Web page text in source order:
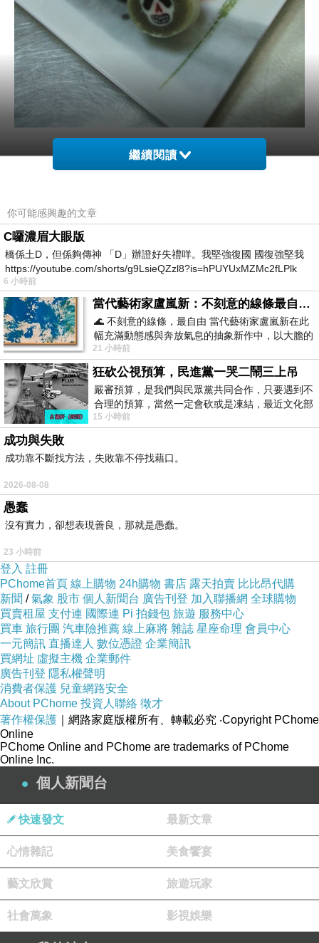
trick or treat！
你喜歡那一種圖案的
頭？
我個人覺得眼珠的最可怕。
但是能夠名正言順的搗搗蛋還是很令人期待的呀。
天氣多變化，冬天來早了，趕著來吃糖順便搗蛋
嗎？
大家要保暖啊，別讓感冒傷風來搗蛋。
請你吃顆糖。祝福萬聖節快樂喔。
上一篇：當《愛抵達》──你還沒出發?
繼續閱讀
你可能感興趣的文章
C囉濃眉大眼版
橋係土D，但係夠傳神 「D」辦證好失禮咩。我堅強復國 國復強堅我
https://youtube.com/shorts/g9LsieQZzl8?is=hPUYUxMZMc2fLPlk
6 小時前
當代藝術家盧嵐新：不刻意的線條最自由，讓色彩流動、筆觸自己說話
🌊 不刻意的線條，最自由 當代藝術家盧嵐新在此
幅充滿動態感與奔放氣息的抽象新作中，以大膽的
藍色顏料在白色畫布上揮灑、壓印與流淌
21 小時前
狂砍公視預算，民進黨一哭二鬧三上吊
嚴審預算，是我們與民眾黨共同合作，只要遇到不
合理的預算，當然一定會砍或是凍結，最近文化部
要編列公視和Taiwan plus預算，在110年
15 小時前
成功與失敗
成功靠不斷找方法，失敗靠不停找藉口。
2026-08-08
愚蠢
沒有實力，卻想表現善良，那就是愚蠢。
23 小時前
登入 註冊
PChome首頁 線上購物 24h購物 書店 露天拍賣 比比昂代購
新聞 /氣象 股市 個人新聞台 廣告刊登 加入聯播網 全球購物
買賣租屋 支付連 國際連 Pi 拍錢包 旅遊 服務中心
買車 旅行團 汽車險推薦 線上麻將 雜誌 星座命理 會員中心
一元簡訊 直播達人 數位憑證 企業簡訊
買網址 虛擬主機 企業郵件
廣告刊登 隱私權聲明
消費者保護 兒童網路安全
About PChome 投資人聯絡 徵才
著作權保護 ｜網路家庭版權所有、轉載必究 ‧Copyright PChome
Online
PChome Online and PChome are trademarks of PChome
Online Inc.
個人新聞台
快速發文 最新文章
心情雜記 美食饗宴
藝文欣賞 旅遊玩家
社會萬象 影視娛樂